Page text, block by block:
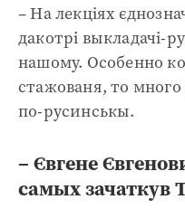
– На лекціях
дакотрі выкладачі-
нашому. Особенно
стажованя, то много
по-русинськы.
– Євгене
самых зачаткув